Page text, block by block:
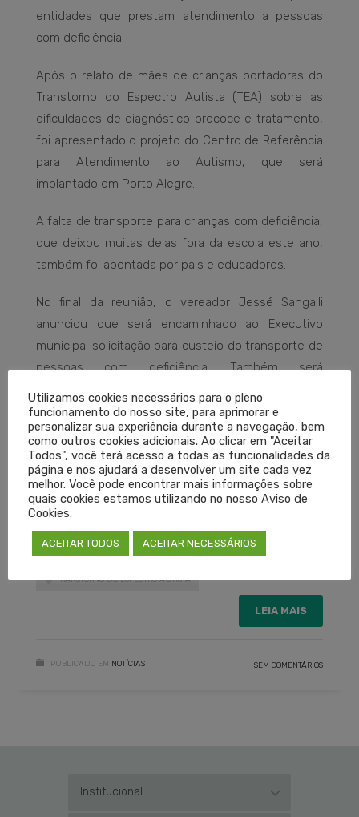
entidades que prestam atendimento a pessoas
com deficiência.
Após o relato de mães de crianças portadoras do
Transtorno do Espectro Autista (TEA) sobre as
dificuldades de diagnóstico precoce e tratamento,
foi apresentado o projeto do Centro de Referência
para Atendimento ao Autismo, que será
implantado em Porto Alegre.
A falta de transporte para crianças com deficiência,
que deixou muitas delas fora da escola este ano,
também foi apontada por pais e educadores.
No final da reunião, o vereador Jessé Sangalli
anunciou que será encaminhado ao Executivo
municipal solicitação para custeio do transporte de
pessoas com deficiência. Também será
pediatras para o correto diagnóstico de crianças
com TEA, bem como a capacitação de atendentes
nas entidades que prestam atendimento às
pessoas com deficiência.
AUTISMO CRIANÇA COM DEFICIÊNCIA PCD
TEA TRANSPORTE
TRANSTORNO DO ESPECTRO AUTISTA
LEIA MAIS
PUBLICADO EM NOTÍCIAS SEM COMENTÁRIOS
Institucional
Utilizamos cookies necessários para o pleno
funcionamento do nosso site, para aprimorar e
personalizar sua experiência durante a navegação, bem
como outros cookies adicionais. Ao clicar em "Aceitar
Todos", você terá acesso a todas as funcionalidades da
página e nos ajudará a desenvolver um site cada vez
melhor. Você pode encontrar mais informações sobre
quais cookies estamos utilizando no nosso Aviso de
Cookies.
ACEITAR TODOS ACEITAR NECESSÁRIOS